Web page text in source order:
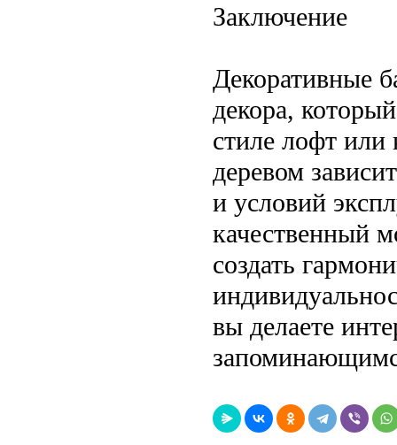
Заключение
Декоративные
декора,
стиле лофт
деревом
и условий
качественный
создать
вы делаете